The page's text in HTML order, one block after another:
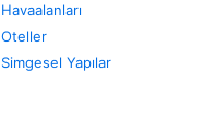
Havaalanları
Oteller
Simgesel Yapılar